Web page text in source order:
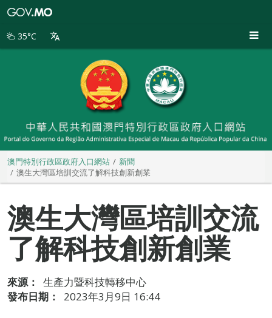
別
35°C
澳門特別行政區政府入口網站
新聞
澳生大灣區培訓交流了解科技創新創業
澳生大灣區培訓交流
了解科技創新創業
來源：
生產力暨科技轉移中心
發布日期：
2023年3月9日 16:44